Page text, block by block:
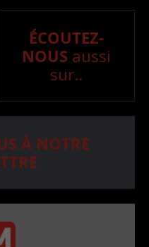
ÉCOUTEZ-
NOUS aussi
sur..
À NOTRE